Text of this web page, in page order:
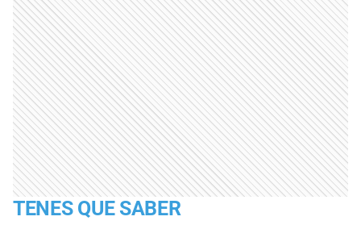
TENES QUE SABER